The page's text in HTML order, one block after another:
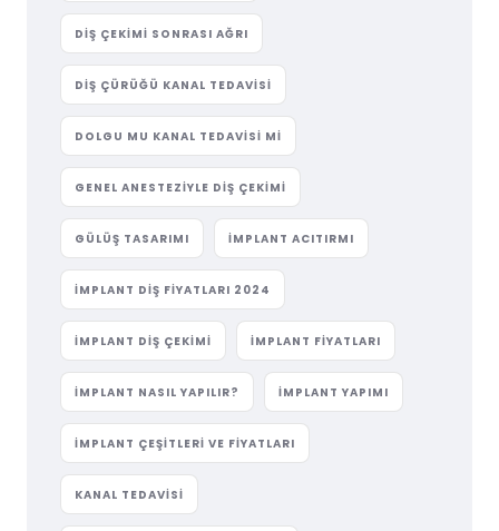
DIŞ ÇEKIMI SONRASI AĞRI
DIŞ ÇÜRÜĞÜ KANAL TEDAVISI
DOLGU MU KANAL TEDAVISI MI
GENEL ANESTEZIYLE DIŞ ÇEKIMI
GÜLÜŞ TASARIMI IMPLANT ACITIRMI
IMPLANT DIŞ FIYATLARI 2024
IMPLANT DIŞ ÇEKIMI IMPLANT FIYATLARI
IMPLANT NASIL YAPILIR? IMPLANT YAPIMI
IMPLANT ÇEŞITLERI VE FIYATLARI
KANAL TEDAVISI